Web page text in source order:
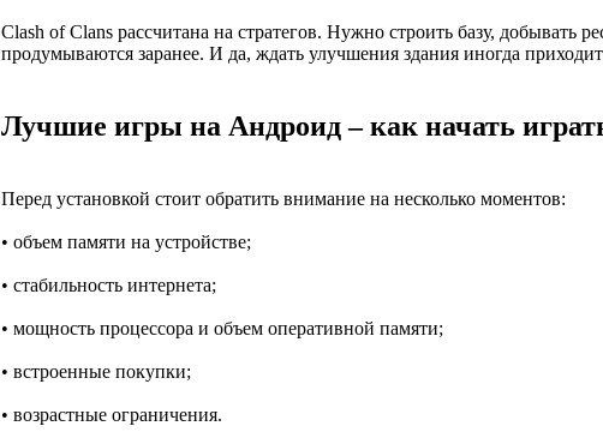
Clash of Clans рассчитана на стратегов. Нужно строить базу, добывать
продумываются заранее. И да, ждать улучшения здания иногда
Лучшие игры на Андроид – как начать
Перед установкой стоит обратить внимание на несколько моментов:
• объем памяти на устройстве;
• стабильность интернета;
• мощность процессора и объем оперативной памяти;
• встроенные покупки;
• возрастные ограничения.